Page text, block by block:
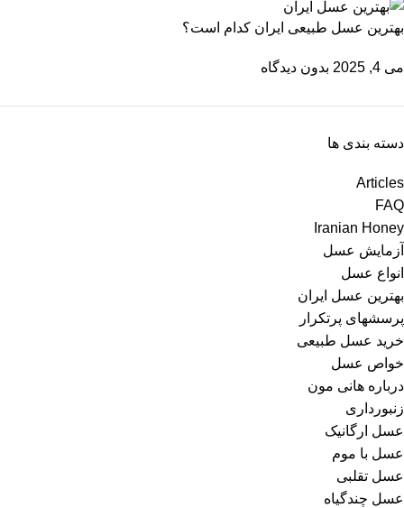
بهترین عسل طبیعی ایران کدام است؟
می 4, 2025 بدون دیدگاه
دسته بندی ها
Articles
FAQ
Iranian Honey
آزمایش عسل
انواع عسل
بهترین عسل ایران
پرسشهای پرتکرار
خرید عسل طبیعی
خواص عسل
درباره هانی مون
زنبورداری
عسل ارگانیک
عسل با موم
عسل تقلبی
عسل چندگیاه